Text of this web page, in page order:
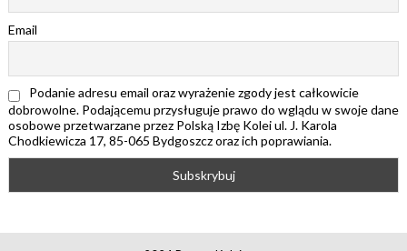
Email
Podanie adresu email oraz wyrażenie zgody jest całkowicie
dobrowolne. Podającemu przysługuje prawo do wglądu w swoje dane
osobowe przetwarzane przez Polską Izbę Kolei ul. J. Karola
Chodkiewicza 17, 85-065 Bydgoszcz oraz ich poprawiania.